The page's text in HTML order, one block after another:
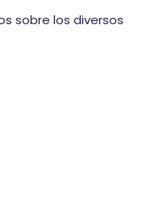
sobre los diversos